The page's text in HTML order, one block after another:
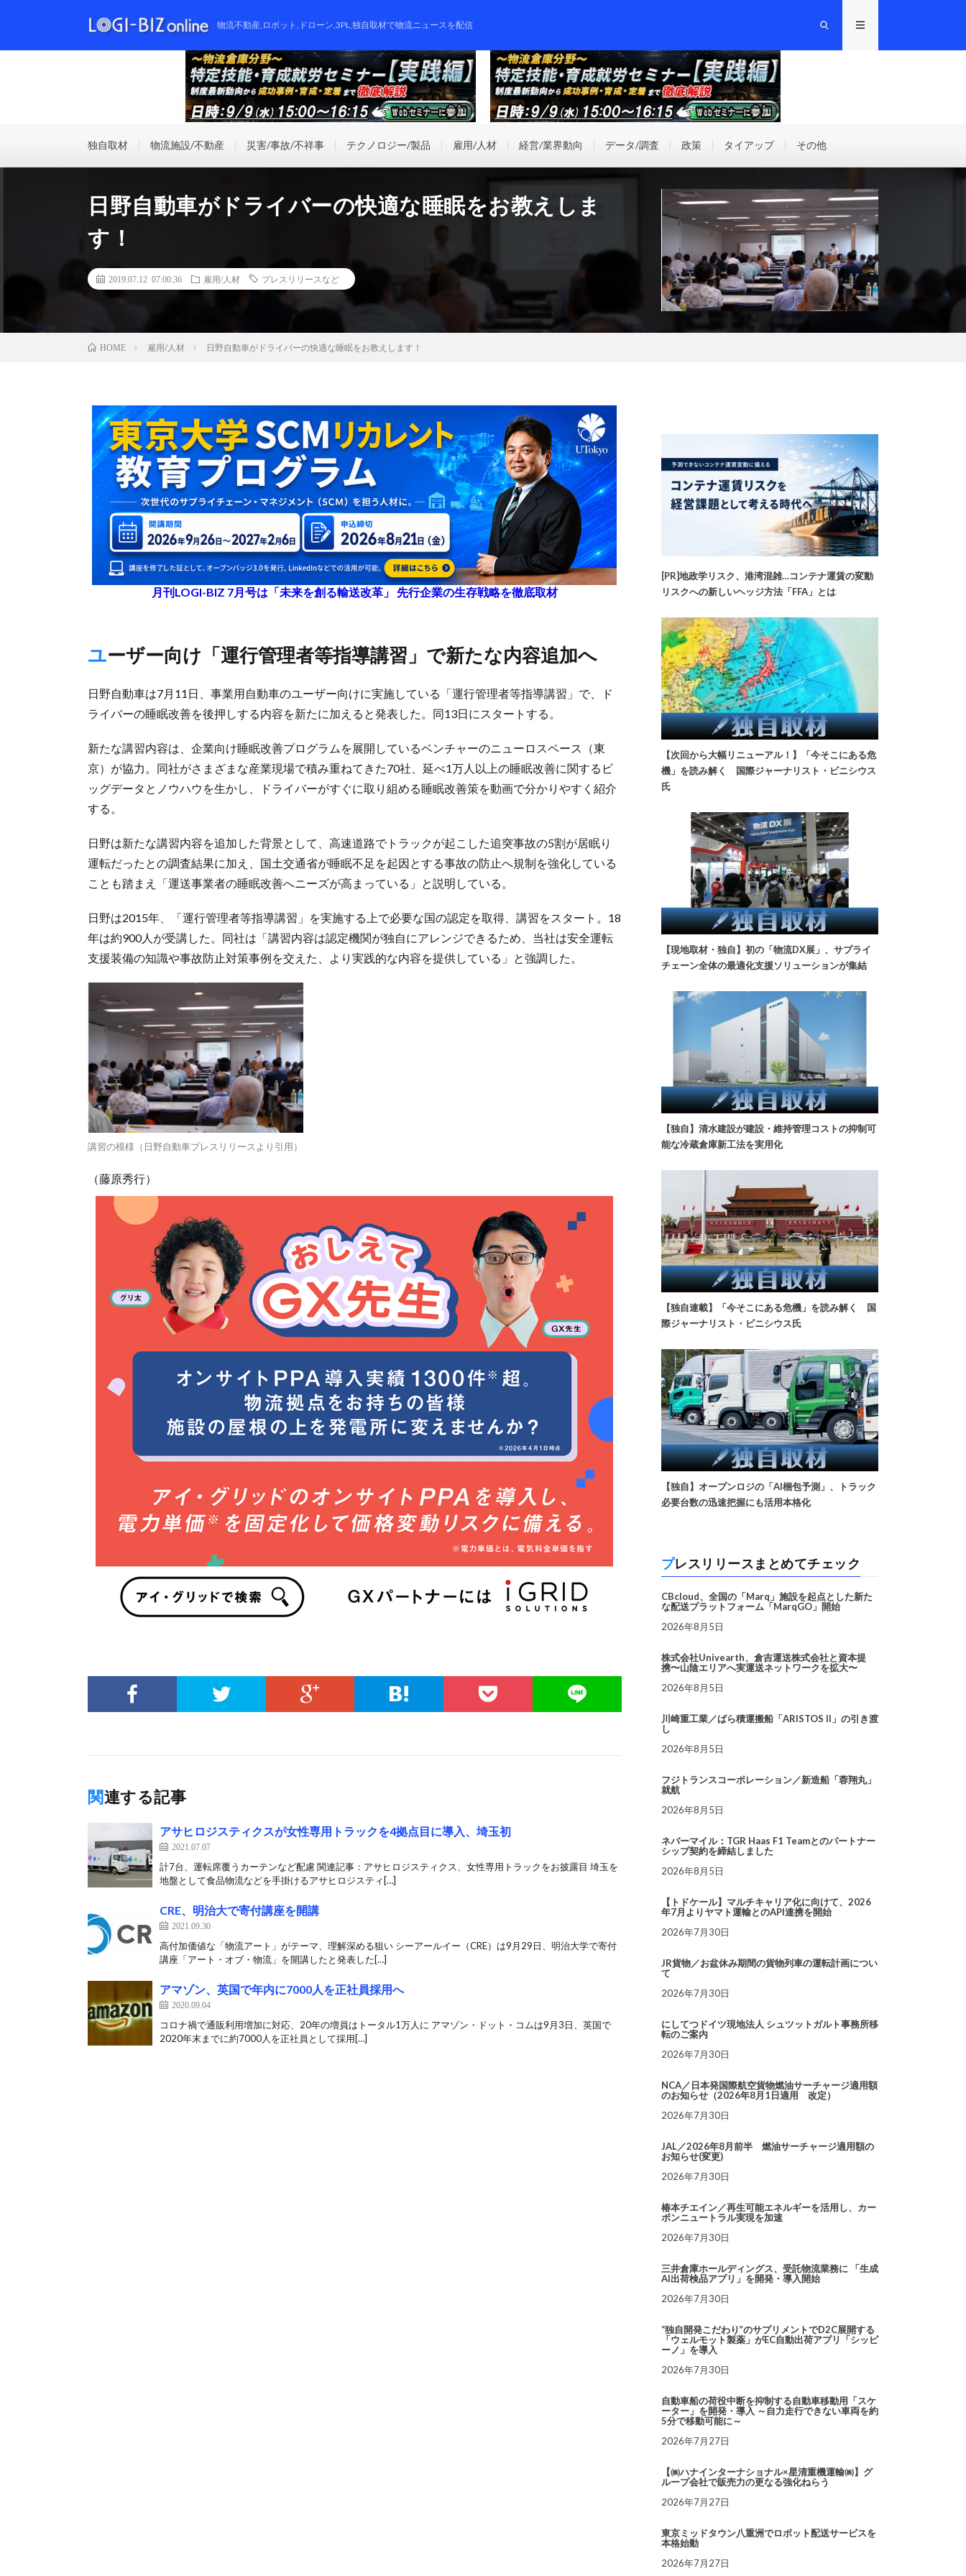
物流不動産,ロボット,ドローン,3PL,独自取材で物流ニュースを配信
独自取材 物流施設/不動産 災害/事故/不祥事 テクノロジー/製品 雇用/人材 経営/業界動向 データ/調査 政策 タイアップ その他
日野自動車がドライバーの快適な睡眠をお教えしま
す！
2019.07.12 07:00:36 雇用/人材 プレスリリースなど
HOME 雇用/人材 日野自動車がドライバーの快適な睡眠をお教えします！
月刊LOGI-BIZ 7月号は「未来を創る輸送改革」 先行企業の生存戦略を徹底取材
ユーザー向け「運行管理者等指導講習」で新たな内容追加へ
日野自動車は7月11日、事業用自動車のユーザー向けに実施している「運行管理者等指導講習」で、ド
ライバーの睡眠改善を後押しする内容を新たに加えると発表した。同13日にスタートする。
新たな講習内容は、企業向け睡眠改善プログラムを展開しているベンチャーのニューロスペース（東
京）が協力。同社がさまざまな産業現場で積み重ねてきた70社、延べ1万人以上の睡眠改善に関するビ
ッグデータとノウハウを生かし、ドライバーがすぐに取り組める睡眠改善策を動画で分かりやすく紹介
する。
日野は新たな講習内容を追加した背景として、高速道路でトラックが起こした追突事故の5割が居眠り
運転だったとの調査結果に加え、国土交通省が睡眠不足を起因とする事故の防止へ規制を強化している
ことも踏まえ「運送事業者の睡眠改善へニーズが高まっている」と説明している。
日野は2015年、「運行管理者等指導講習」を実施する上で必要な国の認定を取得、講習をスタート。18
年は約900人が受講した。同社は「講習内容は認定機関が独自にアレンジできるため、当社は安全運転
支援装備の知識や事故防止対策事例を交えた、より実践的な内容を提供している」と強調した。
講習の模様（日野自動車プレスリリースより引用）
（藤原秀行）
関連する記事
アサヒロジスティクスが女性専用トラックを4拠点目に導入、埼玉初
2021.07.07
計7台、運転席覆うカーテンなど配慮 関連記事：アサヒロジスティクス、女性専用トラックをお披露目 埼玉を
地盤として食品物流などを手掛けるアサヒロジスティ[…]
CRE、明治大で寄付講座を開講
2021.09.30
高付加価値な「物流アート」がテーマ、理解深める狙い シーアールイー（CRE）は9月29日、明治大学で寄付
講座「アート・オブ・物流」を開講したと発表した[…]
アマゾン、英国で年内に7000人を正社員採用へ
2020.09.04
コロナ禍で通販利用増加に対応、20年の増員はトータル1万人に アマゾン・ドット・コムは9月3日、英国で
2020年末までに約7000人を正社員として採用[…]
[PR]地政学リスク、港湾混雑…コンテナ運賃の変動
リスクへの新しいヘッジ方法「FFA」とは
【次回から大幅リニューアル！】「今そこにある危
機」を読み解く 国際ジャーナリスト・ビニシウス
氏
【現地取材・独自】初の「物流DX展」、サプライ
チェーン全体の最適化支援ソリューションが集結
【独自】清水建設が建設・維持管理コストの抑制可
能な冷蔵倉庫新工法を実用化
【独自連載】「今そこにある危機」を読み解く 国
際ジャーナリスト・ビニシウス氏
【独自】オープンロジの「AI梱包予測」、トラック
必要台数の迅速把握にも活用本格化
プレスリリースまとめてチェック
CBcloud、全国の「Marq」施設を起点とした新た
な配送プラットフォーム「MarqGO」開始
2026年8月5日
株式会社Univearth、倉吉運送株式会社と資本提
携〜山陰エリアへ実運送ネットワークを拡大〜
2026年8月5日
川崎重工業／ばら積運搬船「ARISTOS II」の引き渡
し
2026年8月5日
フジトランスコーポレーション／新造船「蓉翔丸」
就航
2026年8月5日
ネバーマイル：TGR Haas F1 Teamとのパートナー
シップ契約を締結しました
2026年8月5日
【トドケール】マルチキャリア化に向けて、2026
年7月よりヤマト運輸とのAPI連携を開始
2026年7月30日
JR貨物／お盆休み期間の貨物列車の運転計画につい
て
2026年7月30日
にしてつドイツ現地法人 シュツットガルト事務所移
転のご案内
2026年7月30日
NCA／日本発国際航空貨物燃油サーチャージ適用額
のお知らせ（2026年8月1日適用 改定）
2026年7月30日
JAL／2026年8月前半 燃油サーチャージ適用額の
お知らせ(変更)
2026年7月30日
椿本チエイン／再生可能エネルギーを活用し、カー
ボンニュートラル実現を加速
2026年7月30日
三井倉庫ホールディングス、受託物流業務に 「生成
AI出荷検品アプリ」を開発・導入開始
2026年7月30日
“独自開発こだわり”のサプリメントでD2C展開する
「ウェルモット製薬」がEC自動出荷アプリ「シッピ
ーノ」を導入
2026年7月30日
自動車船の荷役中断を抑制する自動車移動用「スケ
ーター」を開発・導入 ～自力走行できない車両を約
5分で移動可能に～
2026年7月27日
【㈱ハナインターナショナル×星清重機運輸㈱】グ
ループ会社で販売力の更なる強化ねらう
2026年7月27日
東京ミッドタウン八重洲でロボット配送サービスを
本格始動
2026年7月27日